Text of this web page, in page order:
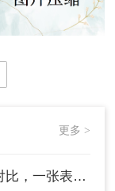
更多 >
看懂怎么选！